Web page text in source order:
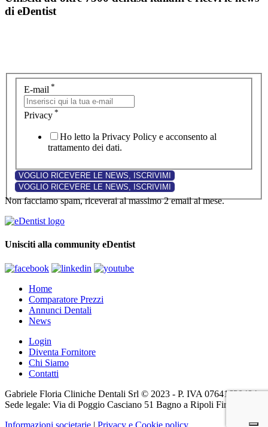
di eDentist
E-mail *
Privacy *
Ho letto la Privacy Policy e acconsento al
trattamento dei dati.
Non facciamo spam, riceverai al massimo 2 email al mese.
Unisciti alla community eDentist
Home
Comparatore Prezzi
Annunci Dentali
News
Login
Diventa Fornitore
Chi Siamo
Contatti
Gabriele Floria Cliniche Dentali Srl © 2023 - P. IVA 07641630484 -
Sede legale: Via di Poggio Casciano 51 Bagno a Ripoli Firenze (FI)
Informazioni societarie | Privacy e Cookie policy